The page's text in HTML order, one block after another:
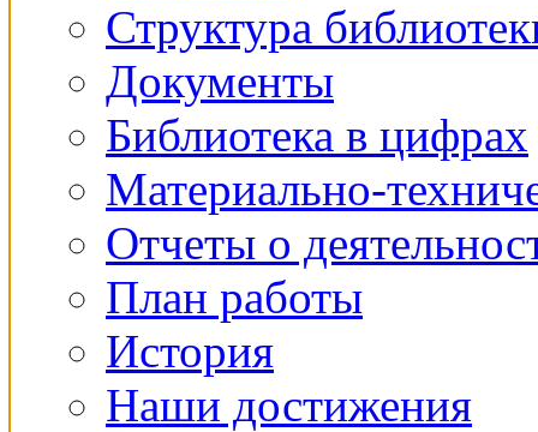
Структура
Документы
Библиотека в цифрах
Материально-
Отчеты о
План работы
История
Наши достижения